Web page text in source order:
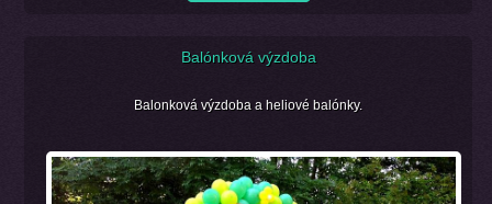
Balónková výzdoba
Balonková výzdoba a heliové balónky.